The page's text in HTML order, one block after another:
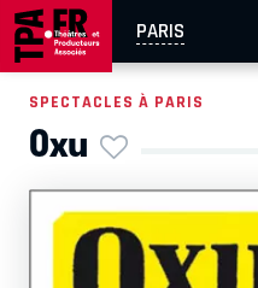
PARIS
AIX-MARSEILLE
EN TOURNÉE
SPECTACLES À PARIS
Oxu